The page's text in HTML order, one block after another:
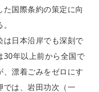
た国際条約の策定に向
日本沿岸でも深刻で
30年以上前から全国で
漂着ごみをゼロにす
では、岩田功次（一